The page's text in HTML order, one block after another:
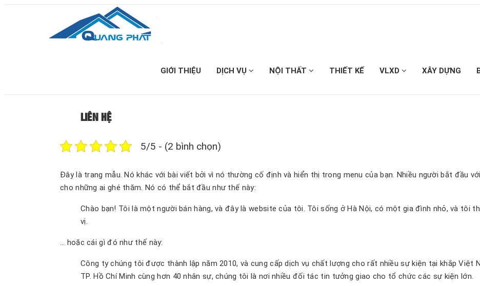
GIỚI THIỆU DỊCH VỤ NỘI THẤT THIẾT KẾ VLXD XÂY DỰNG
LIÊN HỆ
5/5 - (2 bình chọn)
Đây là trang mẫu. Nó khác với bài viết bởi vì nó thường cố định và hiển thị trong menu của bạn. Nhiều người bắt đầu
cho những ai ghé thăm. Nó có thể bắt đầu như thế này:
Chào bạn! Tôi là một người bán hàng, và đây là website của tôi. Tôi sống ở Hà Nội, có một gia đình nhỏ, và tôi
vị.
… hoặc cái gì đó như thế này:
Công ty chúng tôi được thành lập năm 2010, và cung cấp dịch vụ chất lượng cho rất nhiều sự kiện tại khắp Việt
TP. Hồ Chí Minh cùng hơn 40 nhân sự, chúng tôi là nơi nhiều đối tác tin tưởng giao cho tổ chức các sự kiện lớn.